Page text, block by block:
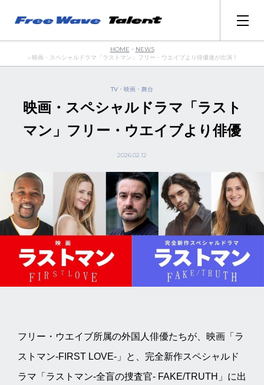
HOME
NEWS
映画・スペシャルドラマ「ラストマン」フリー・ウエイブより俳優達が出演！
TV・映画・舞台
映画・スペシャルドラマ「ラスト
マン」フリー・ウエイブより俳優
達が出演！
2026.02.12
フリー・ウエイブ所属の外国人俳優たちが、映画「ラ
ストマン-FIRST LOVE-」と、完全新作スペシャルド
ラマ「ラストマン-全盲の捜査官- FAKE/TRUTH」に出